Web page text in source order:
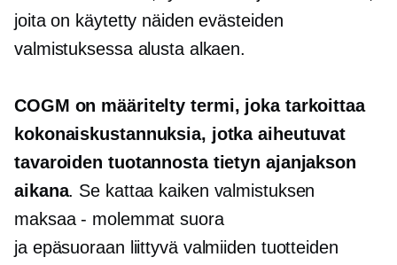
joita on käytetty näiden evästeiden
valmistuksessa alusta alkaen.
COGM on määritelty termi, joka tarkoittaa
kokonaiskustannuksia, jotka aiheutuvat
tavaroiden tuotannosta tietyn ajanjakson
aikana. Se kattaa kaiken valmistuksen
maksaa - molemmat suora
ja epäsuoraan liittyvävalmiiden tuotteiden